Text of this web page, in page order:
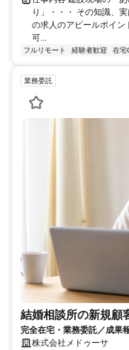
り」・・・ その知識、
の求人のアピールポイン
可...
フルリモート 経験者歓迎 在宅
業務委託
結婚相談所の新規顧
完全在宅・業務委託／成果
株式会社メドゥーサ